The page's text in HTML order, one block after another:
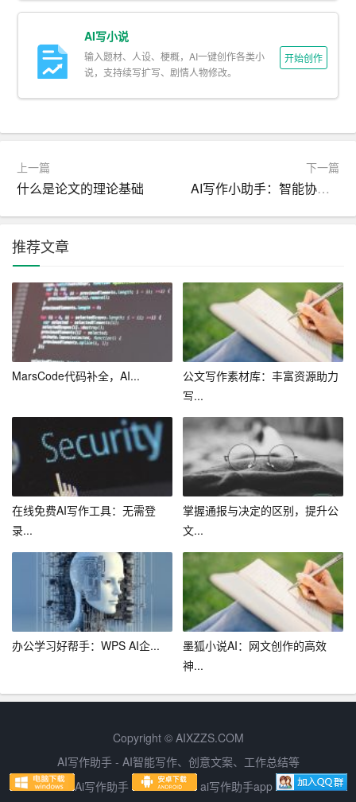
对于一些学术新手来说，撰写论文是一项极具挑战性的任
务。论文写作AI可以帮助用户轻松上手，降低写作难度。
无论用户是否具有写作经验，AI都可以根据用户的需求，
4. 避免抄袭风险
在学术领域，抄袭是一项严重的罪行。使用论文写作AI，
用户可以确保自己的文章具有原创性。AI会根据用户提供
的信息，自动生成文章内容，确保文章的独立性和创新
性。此外，AI还可以帮助用户检查文章的抄袭率，确保文
章符合学术规范。
三、论文写作AI在学术界的应用
论文写作AI已经在学术界得到了广泛的应用。许多高校、
研究所和出版社都开始使用这种智能写作工具，以提高学
术写作的质量和效率。例如，一些学者利用论文写作AI进
行文献综述的撰写，一些研究者则使用它来完成实验报告
的编写。此外，一些学术期刊也已经开始接受使用AI生成
的文章作为投稿。
四、结论
总之，论文写作AI作为一种新兴的智能写作工具，已经在
学术界展现出了巨大的潜力。它不仅能够提高写作效率，
降低写作难度，还可以提高写作质量和避免抄袭风险。然
而，我们也应该看到，AI写作仍然存在一些局限性，如对
用户输入的依赖性、对复杂逻辑的处理能力有限等。因
此，在未来的发展中，论文写作AI需要不断完善和优化，
以更好地服务于学术界。
度，还需要高效、准确的写作工具。论文写作AI作为一种
智能写作助手，有望成为学术界的重要工具，推动学术写
作的发展。我们期待在不久的将来，论文写作AI能够为更
AI写小说
输入题材、人设、梗概，AI一键创作各类小
说，支持续写扩写、剧情人物修改。
开始创作
上一篇
什么是论文的理论基础
下一篇
AI写作小助手：智能协作，创作无压力
推荐文章
MarsCode代码补全，AI...
公文写作素材库：丰富资源助力
写...
在线免费AI写作工具：无需登
录...
掌握通报与决定的区别，提升公
文...
办公学习好帮手：WPS AI企...
墨狐小说AI：网文创作的高效
神...
Copyright © AIXZZS.COM
AI写作助手 - AI智能写作、创意文案、工作总结等
Ai写作助手
ai写作助手app